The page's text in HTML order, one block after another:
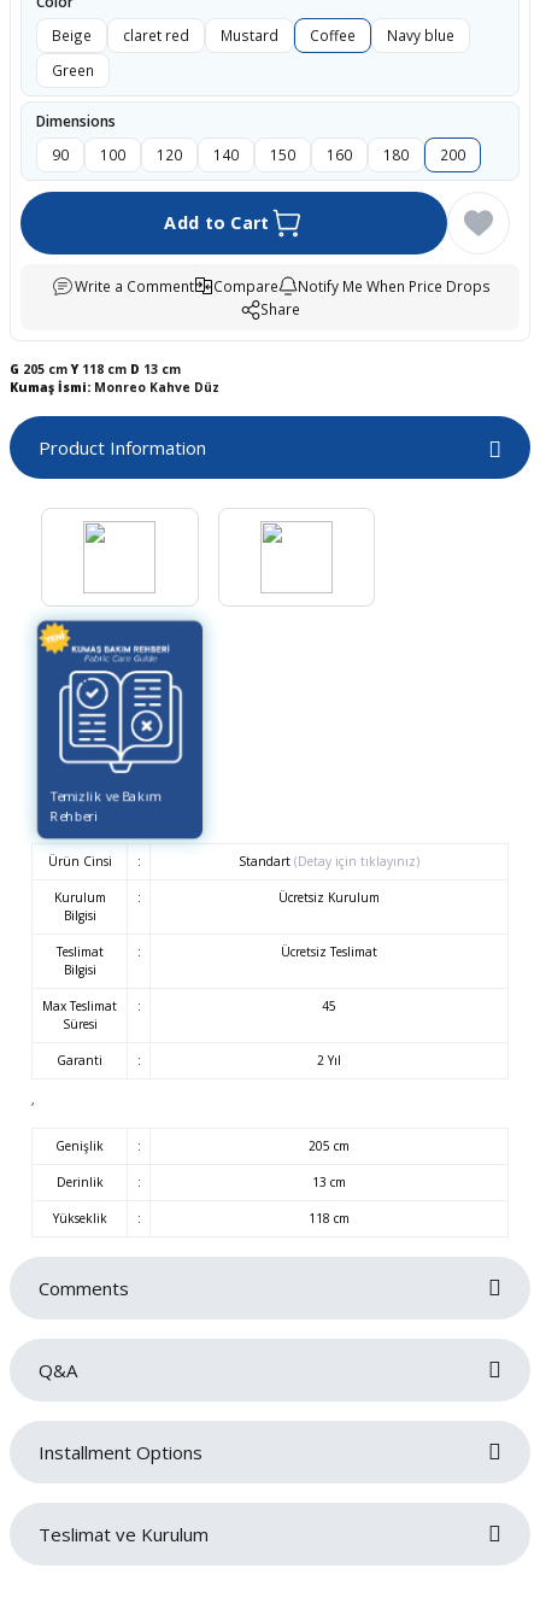
Beige
claret red Mustard Coffee
Navy blue
Green
Dimensions
90
100 120 140 150 160 180 200
Add to Cart
Write a Comment Compare
Notify Me When Price Drops
Share
G 205 cmY118 cm D 13 cm
Kumaş İsmi: Monreo Kahve Düz
Product Information
Temizlik ve Bakım
Rehberi
Ürün Cinsi : Standart (Detay için tıklayınız)
Kurulum
Bilgisi
: Ücretsiz Kurulum
Teslimat
Bilgisi
: Ücretsiz Teslimat
Max Teslimat
Süresi
: 45
Garanti : 2 Yıl
,
Genişlik : 205 cm
Derinlik : 13 cm
Yükseklik : 118 cm
Comments
Q&A
No questions have been asked about this product yet.
Installment Options
Teslimat ve Kurulum